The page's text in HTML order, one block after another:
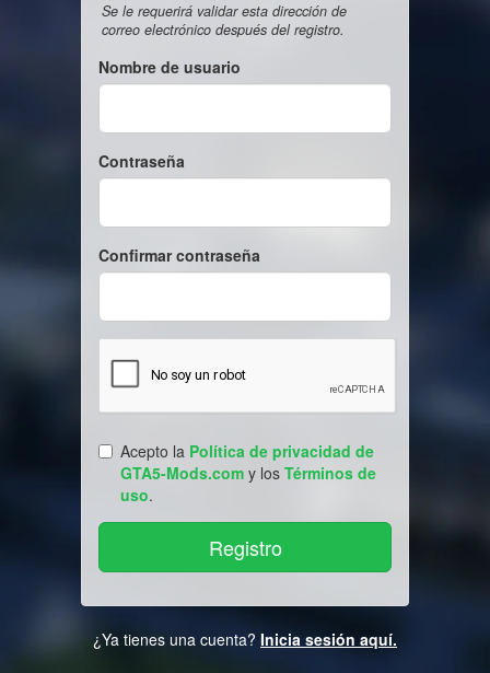
Se le requerirá validar esta dirección de
correo electrónico después del registro.
Nombre de usuario
Contraseña
Confirmar contraseña
Acepto la Política de privacidad de
GTA5-Mods.com y los Términos de
uso.
¿Ya tienes una cuenta? Inicia sesión aquí.